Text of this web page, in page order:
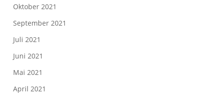
Oktober 2021
September 2021
Juli 2021
Juni 2021
Mai 2021
April 2021